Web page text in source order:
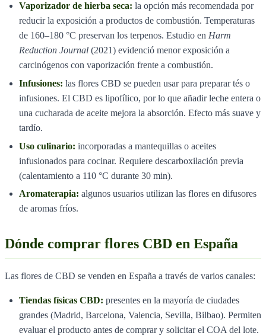
Vaporizador de hierba seca: la opción más recomendada por
reducir la exposición a productos de combustión. Temperaturas
de 160–180 °C preservan los terpenos. Estudio en Harm
Reduction Journal (2021) evidenció menor exposición a
carcinógenos con vaporización frente a combustión.
Infusiones: las flores CBD se pueden usar para preparar tés o
infusiones. El CBD es lipofílico, por lo que añadir leche entera o
una cucharada de aceite mejora la absorción. Efecto más suave y
tardío.
Uso culinario: incorporadas a mantequillas o aceites
infusionados para cocinar. Requiere descarboxilación previa
(calentamiento a 110 °C durante 30 min).
Aromaterapia: algunos usuarios utilizan las flores en difusores
de aromas fríos.
Dónde comprar flores CBD en España
Las flores de CBD se venden en España a través de varios canales:
Tiendas físicas CBD: presentes en la mayoría de ciudades
grandes (Madrid, Barcelona, Valencia, Sevilla, Bilbao). Permiten
evaluar el producto antes de comprar y solicitar el COA del lote.